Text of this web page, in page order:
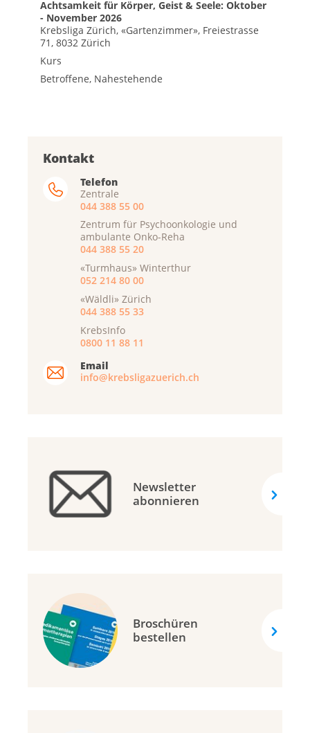
Achtsamkeit für Körper, Geist & Seele: Oktober
- November 2026
Krebsliga Zürich, «Gartenzimmer», Freiestrasse
71, 8032 Zürich
Kurs
Betroffene, Nahestehende
Kontakt
Telefon
Zentrale
044 388 55 00
Zentrum für Psychoonkologie und
ambulante Onko-Reha
044 388 55 20
«Turmhaus» Winterthur
052 214 80 00
«Wäldli» Zürich
044 388 55 33
KrebsInfo
0800 11 88 11
Email
info@krebsligazuerich.ch
Newsletter
abonnieren
Broschüren
bestellen